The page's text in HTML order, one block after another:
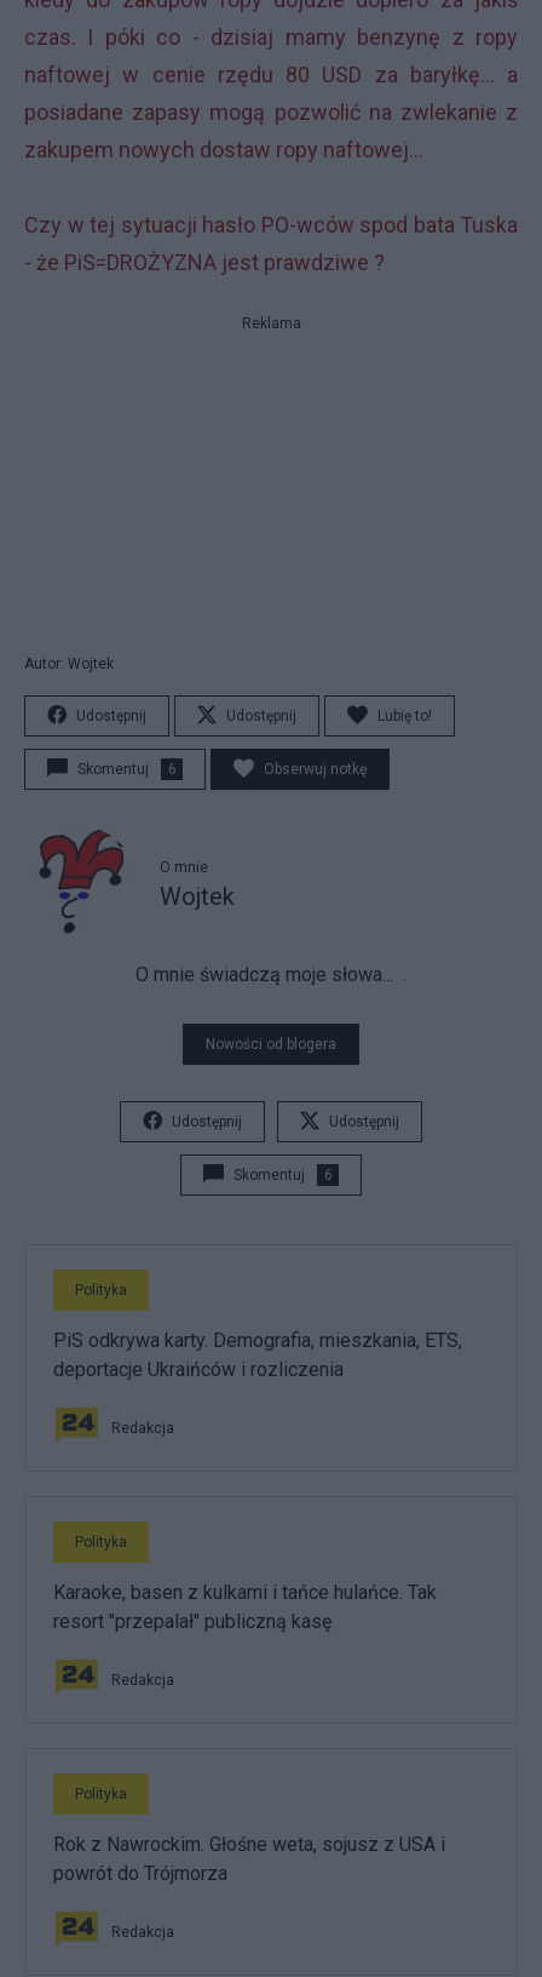
czas. I póki co - dzisiaj mamy benzynę z ropy
naftowej w cenie rzędu 80 USD za baryłkę... a
posiadane zapasy mogą pozwolić na zwlekanie z
zakupem nowych dostaw ropy naftowej...
Czy w tej sytuacji hasło PO-wców spod bata Tuska
- że PiS=DROŻYZNA jest prawdziwe ?
Reklama
Autor: Wojtek
Udostępnij Udostępnij Lubię to!
Skomentuj 6 Obserwuj notkę
O mnie
Wojtek
O mnie świadczą moje słowa... .
Nowości od blogera
Udostępnij Udostępnij
Skomentuj 6
Polityka
PiS odkrywa karty. Demografia, mieszkania, ETS,
deportacje Ukraińców i rozliczenia
Redakcja
Polityka
Karaoke, basen z kulkami i tańce hulańce. Tak
resort "przepalał" publiczną kasę
Redakcja
Polityka
Rok z Nawrockim. Głośne weta, sojusz z USA i
powrót do Trójmorza
Redakcja